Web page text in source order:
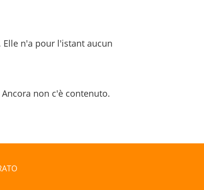
Elle n'a pour l'istant aucun
non c'è contenuto.